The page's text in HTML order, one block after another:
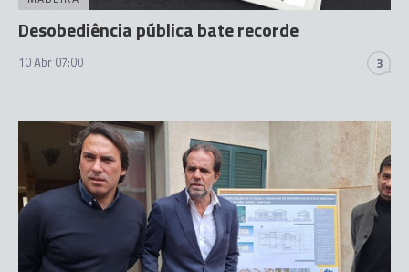
Desobediência pública bate recorde
10 Abr 07:00 3